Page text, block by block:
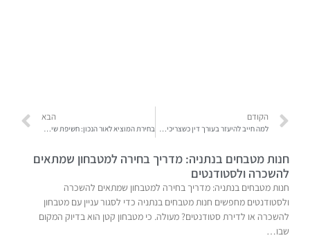
הקודם
למה חייב להיעזר בעורך דין כשצריכים להתמודד מול ביטוח לאומי?
הבא
בחירת המוציא לאור הנכון: חשיפת שיקולי מפתח
חנות מטבחים בנתניה: מדריך בחירה למטבחון שמתאים
להשכרה ולסטודנטים
חנות מטבחים בנתניה: מדריך בחירה למטבחון שמתאים להשכרה
ולסטודנטים מחפשים חנות מטבחים בנתניה כדי לסגור עניין עם מטבחון
להשכרה או לדירת סטודנטים? מעולה. כי מטבחון קטן הוא בדיוק המקום
שבו…